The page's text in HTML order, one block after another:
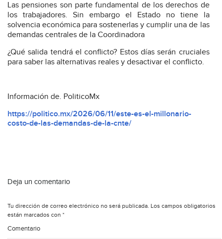
Las pensiones son parte fundamental de los derechos de
los trabajadores. Sin embargo el Estado no tiene la
solvencia económica para sostenerlas y cumplir una de las
demandas centrales de la Coordinadora
¿Qué salida tendrá el conflicto? Estos días serán cruciales
para saber las alternativas reales y desactivar el conflicto.
Información de. PoliticoMx
https://politico.mx/2026/06/11/este-es-el-millonario-
costo-de-las-demandas-de-la-cnte/
Deja un comentario
Tu dirección de correo electrónico no será publicada. Los campos obligatorios
están marcados con *
Comentario